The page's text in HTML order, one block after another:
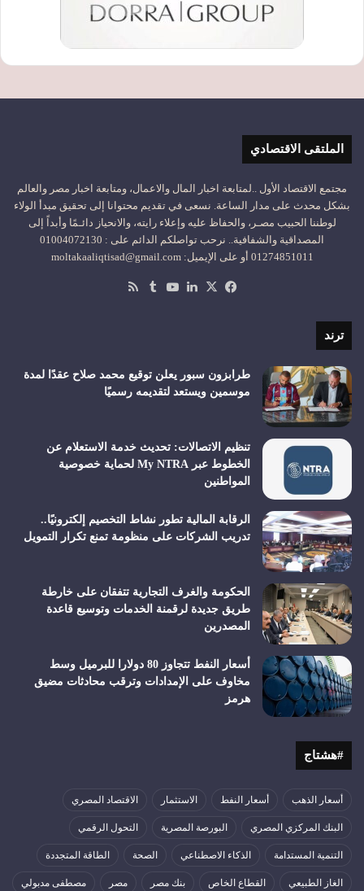
الملتقى الاقتصادي
مجتمع الاقتصاد الأول ..لمتابعة اخبار المال والاعمال، ومتابعة اخبار مصر والعالم
بشكل محدث على مدار الساعة. نسعى في تقديم محتوانا إلى تحقيق مبدأ الولاء
لوطننا الحبيب مصـر، والحفاظ عليه وإعلاء رايته، والانحياز دائـمًا وأبداً إلى
المصداقية والشفافية.. نرحب تواصلكم الدائم على : 01004072130
01274851011 أو على الإيميل: moltakaaliqtisad@gmail.com
فيسبوك
‫X لينكدإن‫YouTube
ترند
طرابزون سبور يعلن توقيع محمد صلاح عقدًا لمدة
موسمين ويستعد لتقديمه رسميًا
تنظيم الاتصالات: تحديث خدمة الاستعلام عن
الخطوط عبر My NTRA لحماية خصوصية
المواطنين
الرقابة المالية تطور نشاط التخصيم إلكترونيًا..
تدريب الشركات على منظومة تمنع تكرار التمويل
الحكومة والغرف التجارية تتفقان على خارطة
طريق جديدة لرقمنة الخدمات وتوسيع قاعدة
المصدرين
أسعار النفط تتجاوز 80 دولارا للبرميل وسط
مخاوف على الإمدادات وترقب محادثات مضيق
هرمز
#هشتاج
أسعار الذهب أسعار النفط الاستثمار الاقتصاد المصري
البنك المركزي المصري البورصة المصرية التحول الرقمي
التنمية المستدامة الذكاء الاصطناعي الصحة الطاقة المتجددة
الغاز الطبيعي القطاع الخاص بنك مصر مصر مصطفى مدبولي